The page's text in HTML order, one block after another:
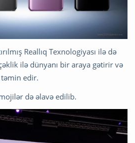
Reallıq Texnologiyası ilə də
ilə dünyanı bir araya gətirir və
edir.
də əlavə edilib.